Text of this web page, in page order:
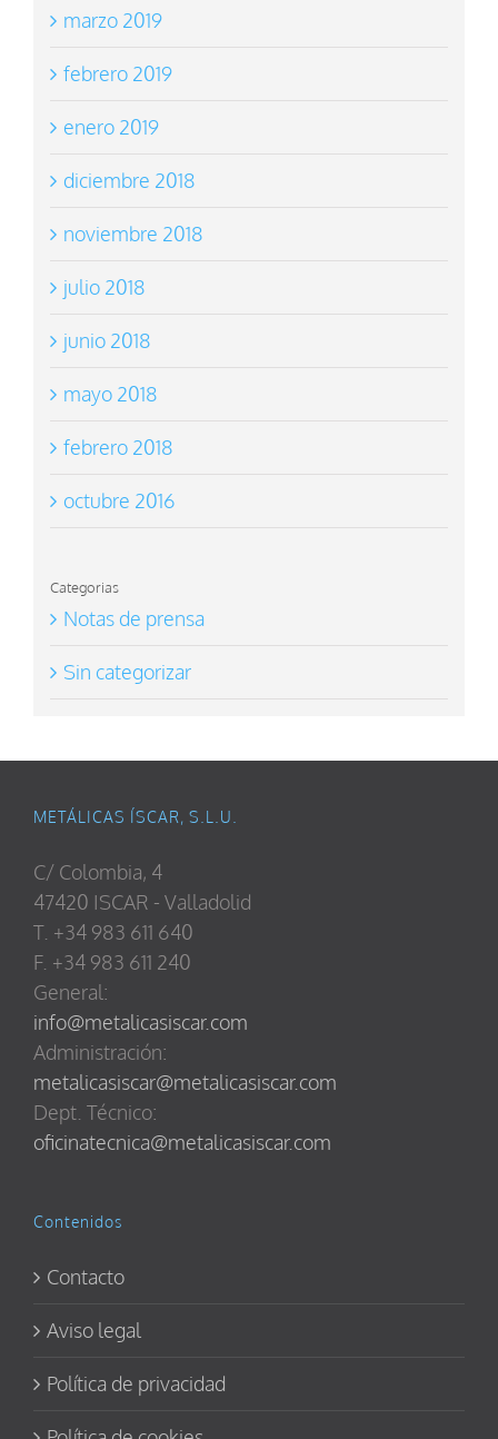
marzo 2019
febrero 2019
enero 2019
diciembre 2018
noviembre 2018
julio 2018
junio 2018
mayo 2018
febrero 2018
octubre 2016
Categorias
Notas de prensa
Sin categorizar
METÁLICAS ÍSCAR, S.L.U.
C/ Colombia, 4
47420 ISCAR - Valladolid
T. +34 983 611 640
F. +34 983 611 240
General:
info@metalicasiscar.com
Administración:
metalicasiscar@metalicasiscar.com
Dept. Técnico:
oficinatecnica@metalicasiscar.com
Contenidos
Contacto
Aviso legal
Política de privacidad